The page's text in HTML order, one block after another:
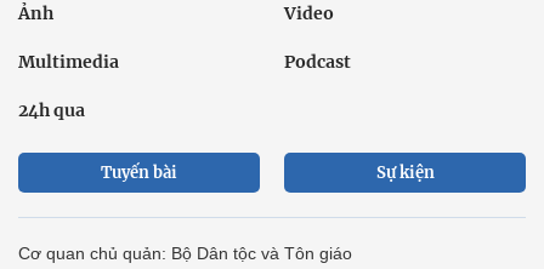
Ảnh Video
Multimedia Podcast
24h qua
Tuyến bài Sự kiện
Cơ quan chủ quản: Bộ Dân tộc và Tôn giáo